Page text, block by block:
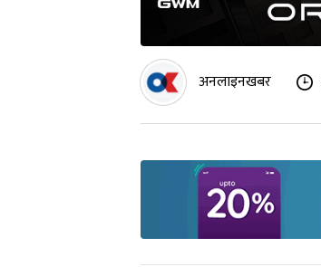
अनलाइनखबर